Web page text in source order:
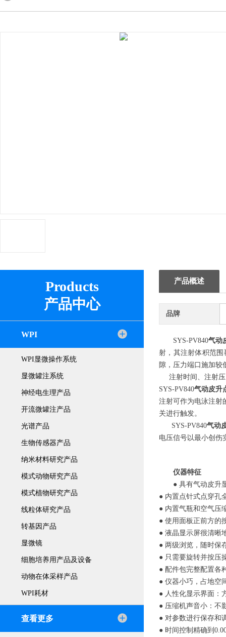
Products
产品中心
WPI
WPI显微操作系统
显微罐注系统
神经电生理产品
开流微罐注产品
光谱产品
生物传感器产品
纳米材料研究产品
模式动物研究产品
模式植物研究产品
线粒体研究产品
转基因产品
显微镜
细胞培养用产品及设备
动物在体采样产品
WPI耗材
查看更多
产品概述
品牌
SYS-PV840气动
射，其注射体积范
隙，压力端口施加较
注射时间、注射压
SYS-PV840气动皮升
注射可作为电泳注射
关进行触发。
SYS-PV840气动
电压信号以最小创伤
仪器特征
● 具有气动皮升
● 内置点针式点穿孔
● 内置气瓶和空气压
● 使用面板正前方的
● 液晶显示屏很清晰
● 两级浏览，随时保
● 只需要旋转并按压
● 配件包完整配置各
● 仪器小巧，占地空
● 人性化显示界面：
● 压缩机声音小：不
● 对参数进行保存和
● 时间控制精确到